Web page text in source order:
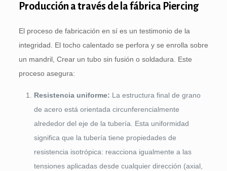
Producción a través de la fábrica Piercing
El proceso de fabricación en sí es un testimonio de la
integridad. El tocho calentado se perfora y se enrolla sobre
un mandril, Crear un tubo sin fusión o soldadura. Este
proceso asegura:
Resistencia uniforme: La estructura final de grano
de acero está orientada circunferencialmente
alrededor del eje de la tubería. Esta uniformidad
significa que la tubería tiene propiedades de
resistencia isotrópica: reacciona igualmente a las
tensiones aplicadas desde cualquier dirección (axial,